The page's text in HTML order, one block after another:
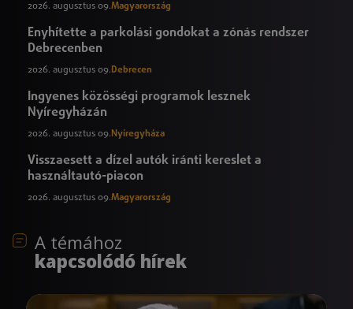
2026. augusztus 09.Magyarország
Enyhítette a parkolási gondokat a zónás rendszer
Debrecenben
2026. augusztus 09.Debrecen
Ingyenes közösségi programok lesznek
Nyíregyházán
2026. augusztus 09. Nyíregyháza
Visszaesett a dízel autók iránti kereslet a
használtautó-piacon
2026. augusztus 09.Magyarország
A témához
kapcsolódó hírek